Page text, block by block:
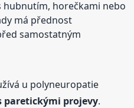
hubnutím, horečkami nebo
má přednost
samostatným
u polyneuropatie
paretickými projevy.